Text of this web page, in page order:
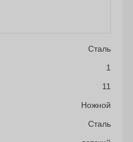
Сталь
1
11
Ножной
Сталь